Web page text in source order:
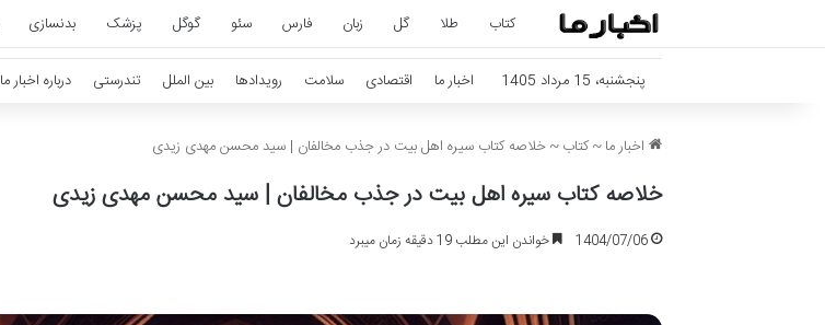
کتاب طلا گل زبان فارس سئو گوگل پزشک بدنسازی
پنجشنبه، 15 مرداد 1405 اخبار ما اقتصادی سلامت رویدادها بین الملل تندرستی درباره اخبار ما
اخبار ما ~ کتاب ~ خلاصه کتاب سیره اهل بیت در جذب مخالفان | سید محسن مهدی زیدی
خلاصه کتاب سیره اهل بیت در جذب مخالفان | سید محسن مهدی زیدی
1404/07/06 خواندن این مطلب 19 دقیقه زمان میبرد